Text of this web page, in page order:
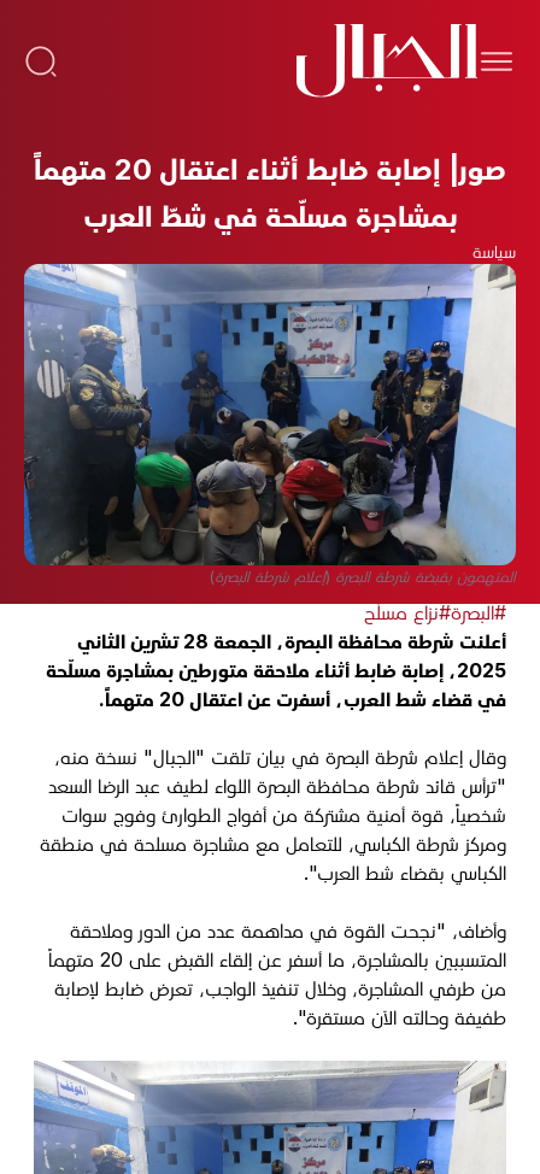
صور| إصابة ضابط أثناء اعتقال 20 متهماً
بمشاجرة مسلّحة في شطّ العرب
سياسة
المتهمون بقبضة شرطة البصرة (إعلام شرطة البصرة)
#البصرة#نزاع مسلّح
أعلنت شرطة محافظة البصرة، الجمعة 28 تشرين الثاني
2025، إصابة ضابط أثناء ملاحقة متورطين بمشاجرة مسلّحة
في قضاء شط العرب، أسفرت عن اعتقال 20 متهماً.
وقال إعلام شرطة البصرة في بيان تلقت "الجبال" نسخة منه،
"ترأس قائد شرطة محافظة البصرة اللواء لطيف عبد الرضا السعد
شخصياً، قوة أمنية مشتركة من أفواج الطوارئ وفوج سوات
ومركز شرطة الكباسي، للتعامل مع مشاجرة مسلحة في منطقة
الكباسي بقضاء شط العرب".
وأضاف، "نجحت القوة في مداهمة عدد من الدور وملاحقة
المتسببين بالمشاجرة، ما أسفر عن إلقاء القبض على 20 متهماً
من طرفي المشاجرة، وخلال تنفيذ الواجب، تعرض ضابط لإصابة
طفيفة وحالته الآن مستقرة".